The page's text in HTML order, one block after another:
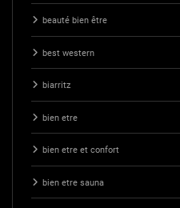
beauté bien être
best western
biarritz
bien etre
bien etre et confort
bien etre sauna